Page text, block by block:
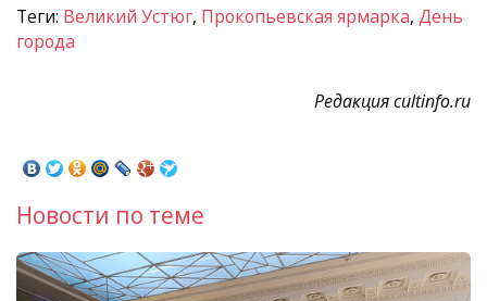
Теги: Великий Устюг, Прокопьевская ярмарка, День
города
Редакция cultinfo.ru
Новости по теме